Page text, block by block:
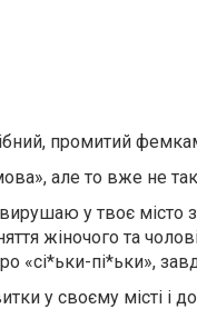
промитий
але то вже не
у твоє
жіночого та
«сі*ьки-пі*ьки»,
у своєму місті і до